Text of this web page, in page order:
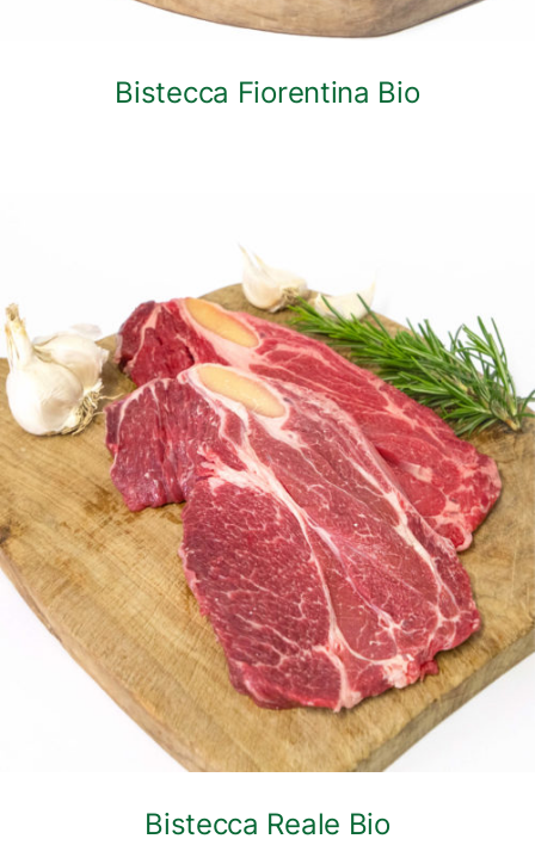
Bistecca Fiorentina Bio
DETTAGLI
Bistecca Reale Bio